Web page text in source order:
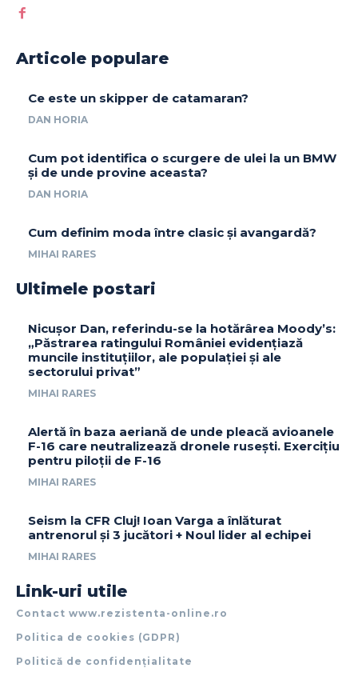
Articole populare
Ce este un skipper de catamaran?
DAN HORIA
Cum pot identifica o scurgere de ulei la un BMW
și de unde provine aceasta?
DAN HORIA
Cum definim moda între clasic și avangardă?
MIHAI RARES
Ultimele postari
Nicușor Dan, referindu-se la hotărârea Moody’s:
„Păstrarea ratingului României evidențiază
muncile instituțiilor, ale populației și ale
sectorului privat”
MIHAI RARES
Alertă în baza aeriană de unde pleacă avioanele
F-16 care neutralizează dronele rusești. Exercițiu
pentru piloții de F-16
MIHAI RARES
Seism la CFR Cluj! Ioan Varga a înlăturat
antrenorul și 3 jucători + Noul lider al echipei
MIHAI RARES
Link-uri utile
Contact www.rezistenta-online.ro
Politica de cookies (GDPR)
Politică de confidențialitate